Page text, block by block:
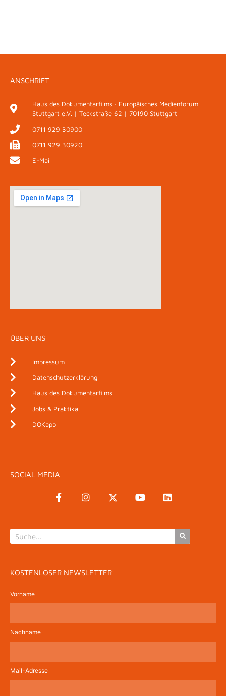
ANSCHRIFT
Haus des Dokumentarfilms · Europäisches Medienforum
Stuttgart e.V. | Teckstraße 62 | 70190 Stuttgart
0711 929 30900
0711 929 30920
E-Mail
ÜBER UNS
Impressum
Datenschutzerklärung
Haus des Dokumentarfilms
Jobs & Praktika
DOKapp
SOCIAL MEDIA
KOSTENLOSER NEWSLETTER
Vorname
Nachname
Mail-Adresse